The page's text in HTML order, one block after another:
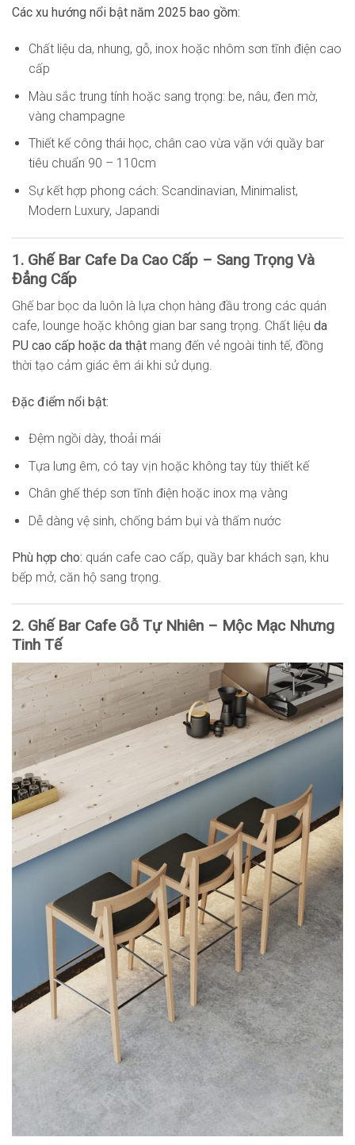
Các xu hướng nổi bật năm 2025 bao gồm:
Chất liệu da, nhung, gỗ, inox hoặc nhôm sơn tĩnh điện cao
cấp
Màu sắc trung tính hoặc sang trọng: be, nâu, đen mờ,
vàng champagne
Thiết kế công thái học, chân cao vừa vặn với quầy bar
tiêu chuẩn 90 – 110cm
Sự kết hợp phong cách: Scandinavian, Minimalist,
Modern Luxury, Japandi
1. Ghế Bar Cafe Da Cao Cấp – Sang Trọng Và
Đẳng Cấp
Ghế bar bọc da luôn là lựa chọn hàng đầu trong các quán
cafe, lounge hoặc không gian bar sang trọng. Chất liệu da
PU cao cấp hoặc da thật mang đến vẻ ngoài tinh tế, đồng
thời tạo cảm giác êm ái khi sử dụng.
Đặc điểm nổi bật:
Đệm ngồi dày, thoải mái
Tựa lưng êm, có tay vịn hoặc không tay tùy thiết kế
Chân ghế thép sơn tĩnh điện hoặc inox mạ vàng
Dễ dàng vệ sinh, chống bám bụi và thấm nước
Phù hợp cho: quán cafe cao cấp, quầy bar khách sạn, khu
bếp mở, căn hộ sang trọng.
2. Ghế Bar Cafe Gỗ Tự Nhiên – Mộc Mạc Nhưng
Tinh Tế